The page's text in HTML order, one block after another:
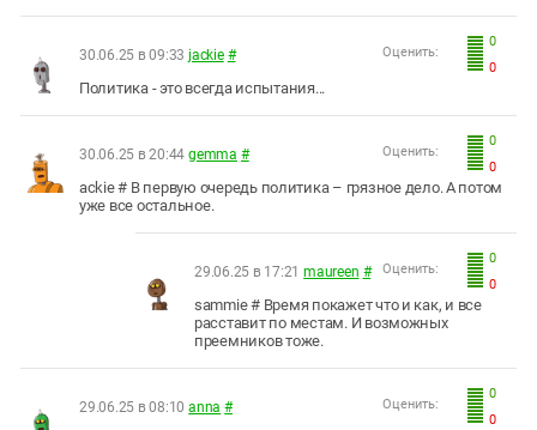
0
0
Оценить:
30.06.25 в 09:33 jackie #
Политика - это всегда испытания...
0
0
Оценить:
30.06.25 в 20:44 gemma #
ackie # В первую очередь политика – грязное дело. А потом
уже все остальное.
0
0
Оценить:
29.06.25 в 17:21 maureen #
sammie # Время покажет что и как, и все
расставит по местам. И возможных
преемников тоже.
0
0
Оценить:
29.06.25 в 08:10 anna #